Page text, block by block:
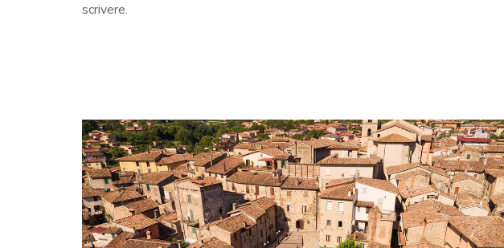
scrivere.